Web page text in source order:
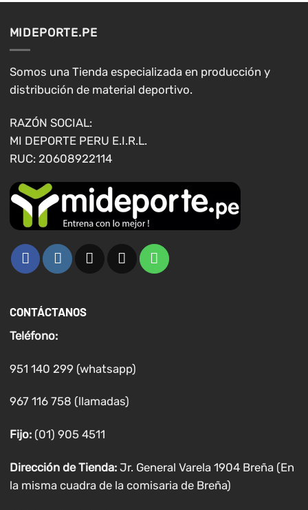
se
pueden
elegir
en
página
de
producto
elegir
en
MIDEPORTE.PE
Somos una Tienda especializada en producción y
distribución de material deportivo.
RAZÓN SOCIAL:
MI DEPORTE PERU E.I.R.L.
RUC: 20608922114
CONTÁCTANOS
Teléfono:
951 140 299 (whatsapp)
967 116 758 (llamadas)
Fijo:(01) 905 4511
Dirección de Tienda: Jr. General Varela 1904 Breña (En
la misma cuadra de la comisaria de Breña)